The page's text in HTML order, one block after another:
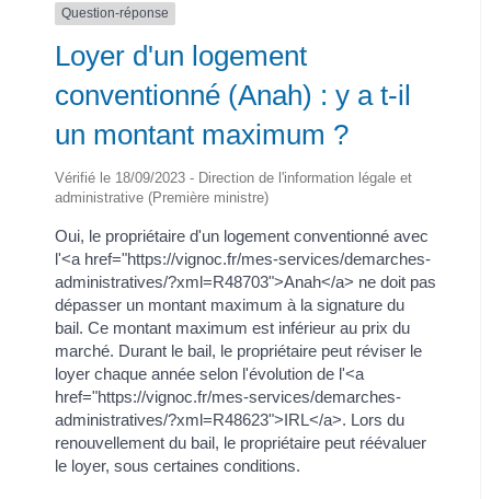
Question-réponse
Loyer d'un logement
conventionné (Anah) : y a t-il
un montant maximum ?
Vérifié le 18/09/2023 - Direction de l'information légale et
administrative (Première ministre)
Oui, le propriétaire d'un logement conventionné avec
l'<a href="https://vignoc.fr/mes-services/demarches-
administratives/?xml=R48703">Anah</a> ne doit pas
dépasser un montant maximum à la signature du
bail. Ce montant maximum est inférieur au prix du
marché. Durant le bail, le propriétaire peut réviser le
loyer chaque année selon l'évolution de l'<a
href="https://vignoc.fr/mes-services/demarches-
administratives/?xml=R48623">IRL</a>. Lors du
renouvellement du bail, le propriétaire peut réévaluer
le loyer, sous certaines conditions.